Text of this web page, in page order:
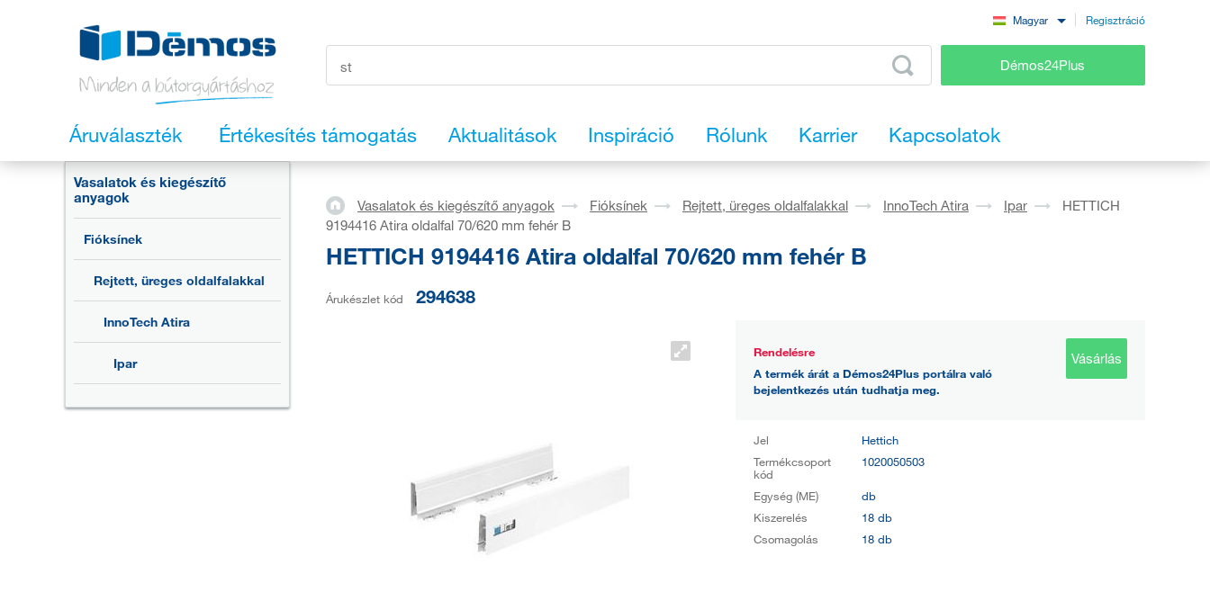
Magyar Regisztráció
Démos24Plus
Áruválaszték Értékesítés támogatás Aktualitások Inspiráció Rólunk Karrier Kapcsolatok
Vasalatok és kiegészítő
anyagok
Fióksínek
Rejtett, üreges oldalfalakkal
InnoTech Atira
Ipar
Vasalatok és kiegészítő anyagok Fióksínek Rejtett, üreges oldalfalakkal InnoTech Atira Ipar
HETTICH
9194416 Atira oldalfal 70/620 mm fehér B
HETTICH 9194416 Atira oldalfal 70/620 mm fehér B
Árukészlet kód 294638
Rendelésre
A termék árát a Démos24Plus portálra való
bejelentkezés után tudhatja meg.
Vásárlás
Jel
Hettich
Termékcsoport
kód
1020050503
Egység (ME)
db
Kiszerelés
18 db
Csomagolás
18 db